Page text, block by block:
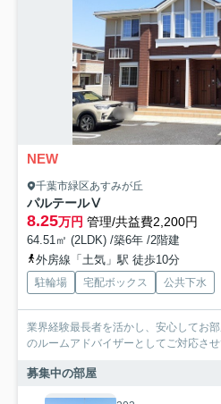
NEW
千葉市緑区あすみが丘
パルテールⅤ
8.25万円 管理/共益費2,200円
64.51㎡ (2LDK) /築6年 /2階建
外房線「土気」駅 徒歩10分
駐輪場 宅配ボックス 公共下水
業界経験最長者を活かし、安心してお
のルームアドバイザーとしてご対応させ
募集中の部屋